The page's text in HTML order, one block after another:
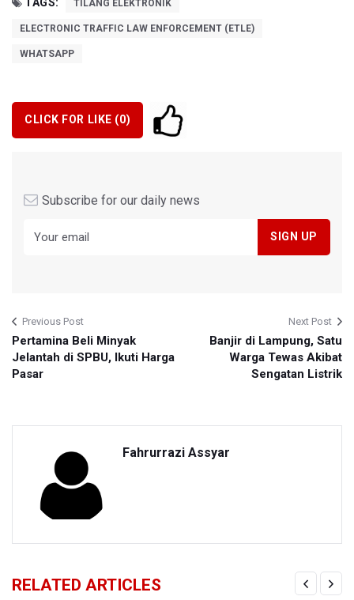
TILANG ELEKTRONIK
ELECTRONIC TRAFFIC LAW ENFORCEMENT (ETLE)
WHATSAPP
CLICK FOR LIKE (0)
Subscribe for our daily news
Previous Post
Pertamina Beli Minyak
Jelantah di SPBU, Ikuti Harga
Pasar
Next Post
Banjir di Lampung, Satu
Warga Tewas Akibat
Sengatan Listrik
Fahrurrazi Assyar
RELATED ARTICLES